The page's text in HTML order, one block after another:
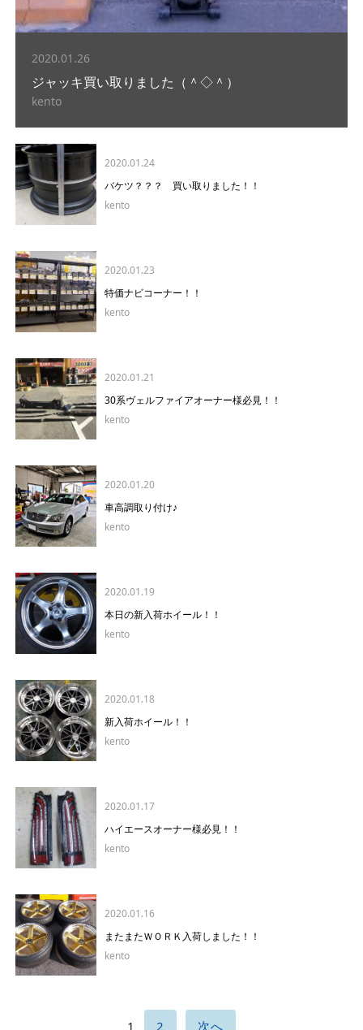
2020.01.26
ジャッキ買い取りました（＾◇＾）
kento
2020.01.24
バケツ？？？ 買い取りました！！
kento
2020.01.23
特価ナビコーナー！！
kento
2020.01.21
30系ヴェルファイアオーナー様必見！！
kento
2020.01.20
車高調取り付け♪
kento
2020.01.19
本日の新入荷ホイール！！
kento
2020.01.18
新入荷ホイール！！
kento
2020.01.17
ハイエースオーナー様必見！！
kento
2020.01.16
またまたＷＯＲＫ入荷しました！！
kento
1 2 次へ